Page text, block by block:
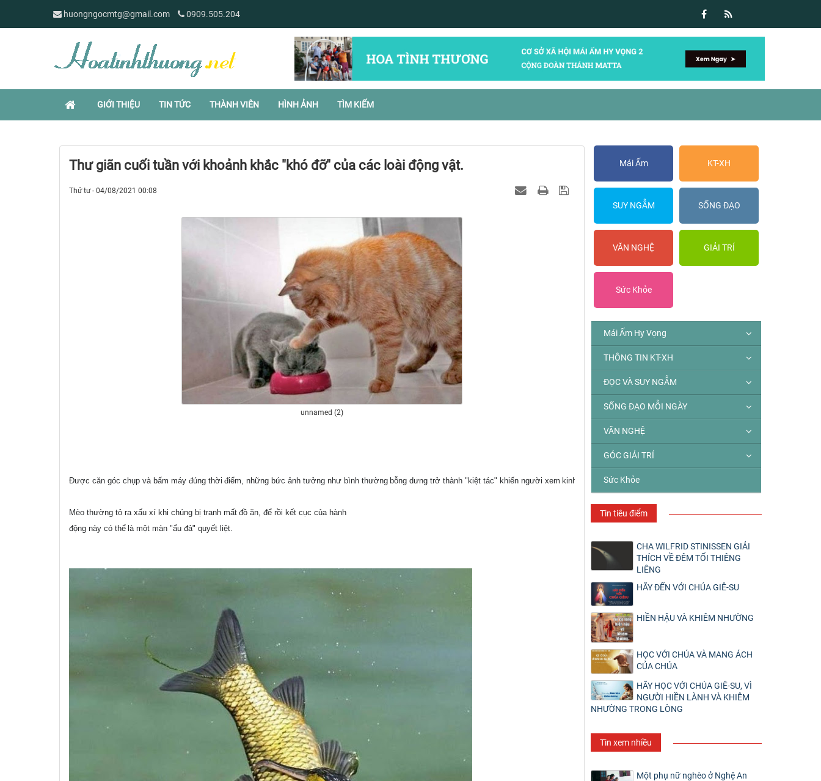
huongngocmtg@gmail.com 0909.505.204
GIỚI THIỆU TIN TỨC THÀNH VIÊN HÌNH ẢNH TÌM KIẾM
Thư giãn cuối tuần với khoảnh khắc "khó đỡ" của các loài động vật.
Thứ tư - 04/08/2021 00:08
unnamed (2)
Được căn góc chụp và bấm máy đúng thời điểm, những bức ảnh tưởng như bình thường bỗng dưng trở thành "kiệt tác" khiến người xem kinh ngạc.
Mèo thường tỏ ra xấu xí khi chúng bị tranh mất đồ ăn, để rồi kết cục của hành
động này có thể là một màn "ẩu đả" quyết liệt.
Mái Ấm KT-XH
SUY NGẪM SỐNG ĐẠO
VĂN NGHỆ GIẢI TRÍ
Sức Khỏe
Mái Ấm Hy Vọng
THÔNG TIN KT-XH
ĐỌC VÀ SUY NGẪM
SỐNG ĐẠO MỖI NGÀY
VĂN NGHỆ
GÓC GIẢI TRÍ
Sức Khỏe
Tin tiêu điểm
CHA WILFRID STINISSEN GIẢI
THÍCH VỀ ĐÊM TỐI THIÊNG
LIÊNG
HÃY ĐẾN VỚI CHÚA GIÊ-SU
HIỀN HẬU VÀ KHIÊM NHƯỜNG
HỌC VỚI CHÚA VÀ MANG ÁCH
CỦA CHÚA
HÃY HỌC VỚI CHÚA GIÊ-SU, VÌ
NGƯỜI HIỀN LÀNH VÀ KHIÊM
NHƯỜNG TRONG LÒNG
Tin xem nhiều
Một phụ nữ nghèo ở Nghệ An